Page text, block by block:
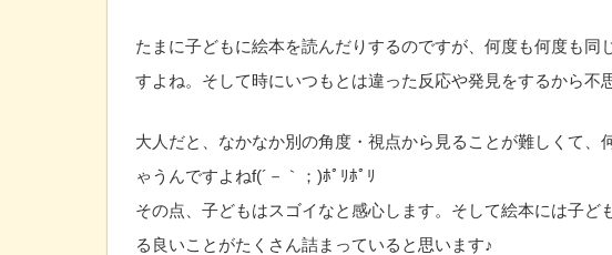
たまに子どもに絵本を読んだりするのですが、何度も何度も
すよね。そして時にいつもとは違った反応や発見をするから不
大人だと、なかなか別の角度・視点から見ることが難しくて、
ゃうんですよねf(´－｀；)ﾎﾟﾘﾎﾟﾘ
その点、子どもはスゴイなと感心します。そして絵本には子
る良いことがたくさん詰まっていると思います♪